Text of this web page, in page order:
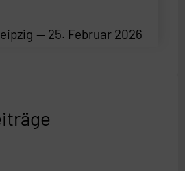
25. Februar 2026
— 25. Februar 2026